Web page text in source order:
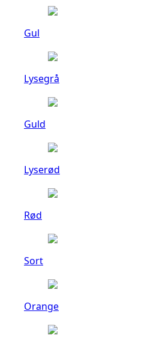
Gul
Lysegrå
Guld
Lyserød
Rød
Sort
Orange